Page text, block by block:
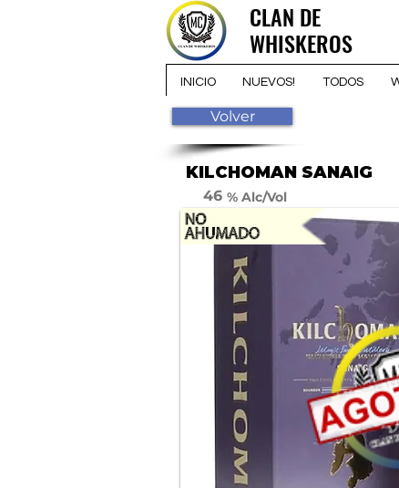
CLAN DE
WHISKEROS
CLAN DE
WHISKEROS
INICIO NUEVOS! TODOS
Volver
KILCHOMAN SANAIG
46 % Alc/Vol